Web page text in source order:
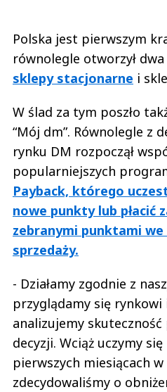
Polska jest pierwszym
równolegle otworzył dwa
sklepy stacjonarne i
W ślad za tym poszło
“Mój dm”. Równolegle z
rynku DM rozpoczął
popularniejszych
Payback, którego
nowe punkty lub płacić
zebranymi punktami we
sprzedaży.
- Działamy zgodnie z
przyglądamy się rynkowi
analizujemy
decyzji. Wciąż uczymy
pierwszych miesiącach w
zdecydowaliśmy o